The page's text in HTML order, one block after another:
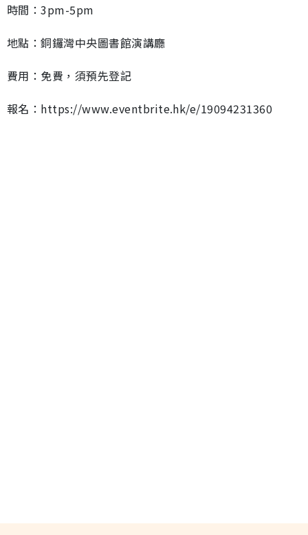
時間：3pm-5pm
地點：銅鑼灣中央圖書館演講廳
費用：免費，須預先登記
報名：https://www.eventbrite.hk/e/19094231360